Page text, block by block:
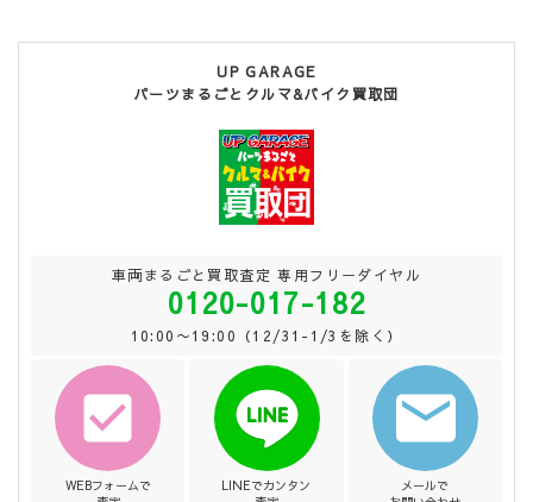
UP GARAGE
パーツまるごとクルマ&バイク買取団
車両まるごと買取査定 専用フリーダイヤル
0120-017-182
10:00〜19:00（12/31-1/3を除く）
WEBフォームで
LINEでカンタン
メールで